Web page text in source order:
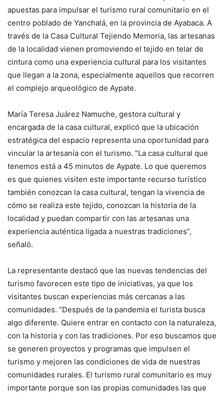
apuestas para impulsar el turismo rural comunitario en el
centro poblado de Yanchalá, en la provincia de Ayabaca. A
través de la Casa Cultural Tejiendo Memoria, las artesanas
de la localidad vienen promoviendo el tejido en telar de
cintura como una experiencia cultural para los visitantes
que llegan a la zona, especialmente aquellos que recorren
el complejo arqueológico de Aypate.
María Teresa Juárez Namuche, gestora cultural y
encargada de la casa cultural, explicó que la ubicación
estratégica del espacio representa una oportunidad para
vincular la artesanía con el turismo. “La casa cultural que
tenemos está a 45 minutos de Aypate. Lo que queremos
es que quienes visiten este importante recurso turístico
también conozcan la casa cultural, tengan la vivencia de
cómo se realiza este tejido, conozcan la historia de la
localidad y puedan compartir con las artesanas una
experiencia auténtica ligada a nuestras tradiciones”,
señaló.
La representante destacó que las nuevas tendencias del
turismo favorecen este tipo de iniciativas, ya que los
visitantes buscan experiencias más cercanas a las
comunidades. “Después de la pandemia el turista busca
algo diferente. Quiere entrar en contacto con la naturaleza,
con la historia y con las tradiciones. Por eso buscamos que
se generen proyectos y programas que impulsen el
turismo y mejoren las condiciones de vida de nuestras
comunidades rurales. El turismo rural comunitario es muy
importante porque son las propias comunidades las que